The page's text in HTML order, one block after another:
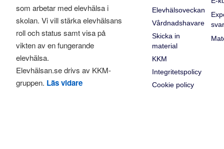
som arbetar med elevhälsa i
skolan. Vi vill stärka elevhälsans
roll och status samt visa på
vikten av en fungerande
elevhälsa.
Elevhälsan.se drivs av KKM-
gruppen. Läs vidare
Elevhälsoveckan
Vårdnadshavare
Skicka in
material
KKM
Integritetspolicy
Cookie policy